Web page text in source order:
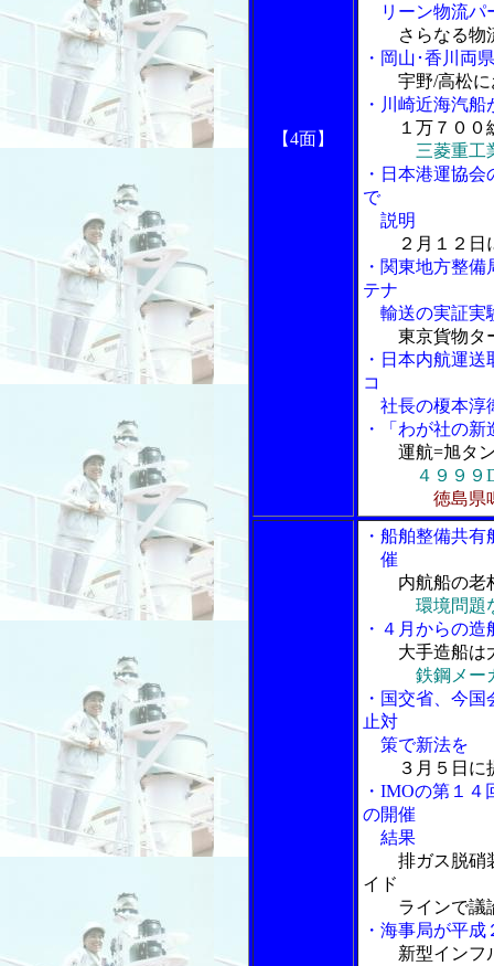
【4面】
リーン物流パ
さらなる物
・岡山･香川両
宇野/高松
・川崎近海汽
１万７０
三菱重工
・日本港運協
で
説明
２月１２
・関東地方整
テナ
輸送の実証実
東京貨物タ
・日本内航運
コ
社長の榎本淳
・「わが社の新
運航=旭タン
４９９９
徳島県
・船舶整備共
催
内航船の老
環境問題
・４月からの
大手造船は
鉄鋼メー
・国交省、今
止対
策で新法を
３月５日に
・IMOの第１
の開催
結果
排ガス脱硝
イド
ラインで議
・海事局が平
新型インフ